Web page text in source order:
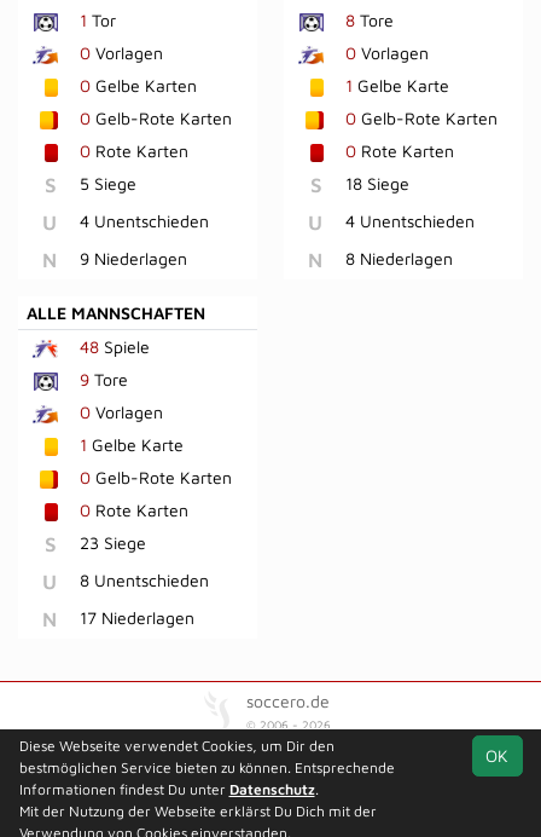
1 Tor
0 Vorlagen
0 Gelbe Karten
0 Gelb-Rote Karten
0 Rote Karten
S 5 Siege
U 4 Unentschieden
N 9 Niederlagen
8Tore
0Vorlagen
1 Gelbe Karte
0Gelb-Rote Karten
0Rote Karten
S 18 Siege
U 4 Unentschieden
N 8 Niederlagen
ALLE MANNSCHAFTEN
48 Spiele
9 Tore
0 Vorlagen
1 Gelbe Karte
0 Gelb-Rote Karten
0 Rote Karten
S 23 Siege
U 8 Unentschieden
N 17 Niederlagen
soccero.de
© 2006 - 2026
Besucherstatistik Kontakt Kinderschutz
Geburtstage
Datenschutz
Facebook
OK
Diese Webseite verwendet Cookies, um Dir den
bestmöglichen Service bieten zu können. Entsprechende
Informationen findest Du unter Datenschutz.
Mit der Nutzung der Webseite erklärst Du Dich mit der
Verwendung von Cookies einverstanden.